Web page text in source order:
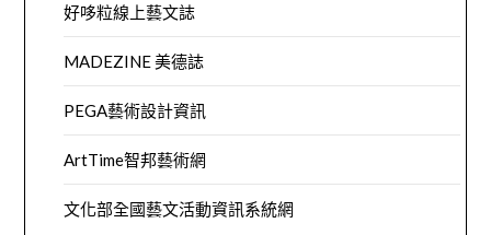
好哆粒線上藝文誌
MADEZINE 美德誌
PEGA藝術設計資訊
ArtTime智邦藝術網
文化部全國藝文活動資訊系統網